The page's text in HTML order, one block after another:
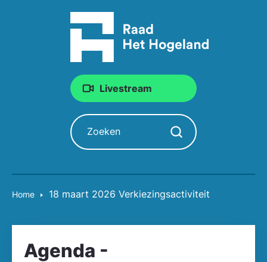
Livestream
Zoeken
Zoekopdracht starten
Home 18 maart 2026 Verkiezingsactiviteit
Agenda -